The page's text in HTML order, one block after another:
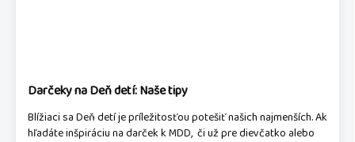
Darčeky na Deň detí: Naše tipy
Blížiaci sa Deň detí je príležitosťou potešiť našich najmenších. Ak
hľadáte inšpiráciu na darček k MDD, či už pre dievčatko alebo